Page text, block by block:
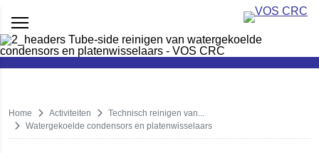
Home Activiteiten
Technisch reinigen van...
Watergekoelde condensors en platenwisselaars